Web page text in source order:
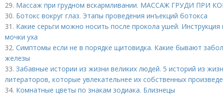
29. Массаж при грудном вскармливании. МАССАЖ ГРУДИ ПРИ
30. Ботокс вокруг глаз. Этапы проведения инъекций ботокса
31. Какие серьги можно носить после прокола ушей. Инструкция
мочки уха
32. Симптомы если не в порядке щитовидка. Какие бывают
железы
33. Забавные истории из жизни великих людей. 5 историй из
литераторов, которые увлекательнее их собственных
34. Комнатные цветы по знакам зодиака. Близнецы